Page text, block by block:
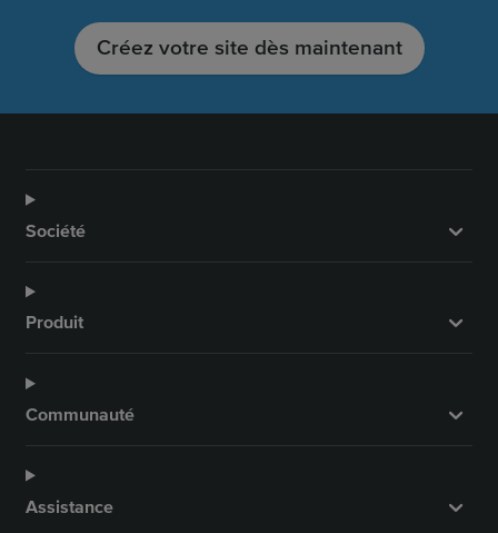
Créez votre site dès maintenant
Société
Produit
Communauté
Assistance